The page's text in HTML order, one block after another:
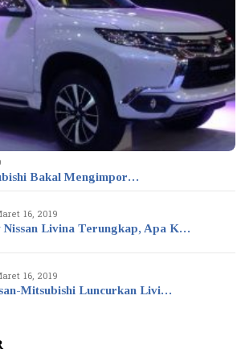
Bakal Mengimpor…
16, 2019
Nissan Livina Terungkap, Apa K…
16, 2019
Mitsubishi Luncurkan Livi…